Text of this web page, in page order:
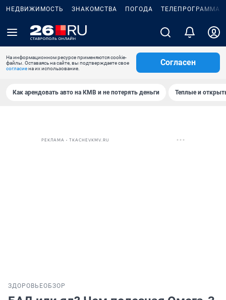
НЕДВИЖИМОСТЬ ЗНАКОМСТВА ПОГОДА ТЕЛЕПРОГРАММА
На информационном ресурсе применяются cookie-
файлы. Оставаясь на сайте, вы подтверждаете свое
согласиена их использование.
Согласен
Как арендовать авто на КМВ и не потерять деньги Теплые и
РЕКЛАМА • TKACHEVKMV.RU
ЗДОРОВЬЕОБЗОР